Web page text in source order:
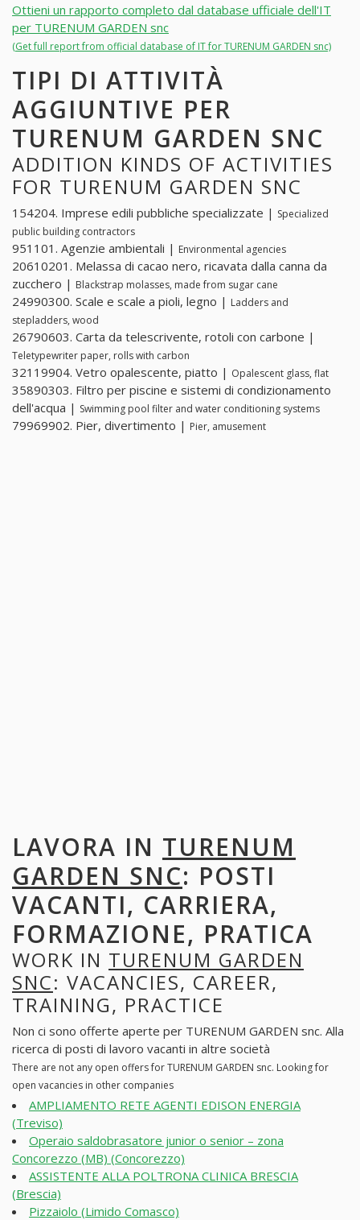
Ottieni un rapporto completo dal database ufficiale dell'IT
per TURENUM GARDEN snc
(Get full report from official database of IT for TURENUM GARDEN snc)
TIPI DI ATTIVITÀ
AGGIUNTIVE PER
TURENUM GARDEN SNC
ADDITION KINDS OF ACTIVITIES
FOR TURENUM GARDEN SNC
154204. Imprese edili pubbliche specializzate | Specialized
public building contractors
951101. Agenzie ambientali | Environmental agencies
20610201. Melassa di cacao nero, ricavata dalla canna da
zucchero | Blackstrap molasses, made from sugar cane
24990300. Scale e scale a pioli, legno | Ladders and
stepladders, wood
26790603. Carta da telescrivente, rotoli con carbone |
Teletypewriter paper, rolls with carbon
32119904. Vetro opalescente, piatto | Opalescent glass, flat
35890303. Filtro per piscine e sistemi di condizionamento
dell'acqua | Swimming pool filter and water conditioning systems
79969902. Pier, divertimento | Pier, amusement
LAVORA IN TURENUM
GARDEN SNC: POSTI
VACANTI, CARRIERA,
FORMAZIONE, PRATICA
WORK IN TURENUM GARDEN
SNC: VACANCIES, CAREER,
TRAINING, PRACTICE
Non ci sono offerte aperte per TURENUM GARDEN snc. Alla
ricerca di posti di lavoro vacanti in altre società
There are not any open offers for TURENUM GARDEN snc. Looking for
open vacancies in other companies
AMPLIAMENTO RETE AGENTI EDISON ENERGIA
(Treviso)
Operaio saldobrasatore junior o senior – zona
Concorezzo (MB) (Concorezzo)
ASSISTENTE ALLA POLTRONA CLINICA BRESCIA
(Brescia)
Pizzaiolo (Limido Comasco)